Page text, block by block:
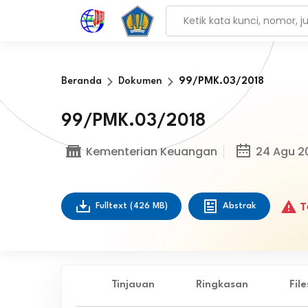
Beranda Dokumen 99/PMK.03/2018
99/PMK.03/2018
Kementerian Keuangan 24 Agu
Fulltext (426 MB) Abstrak
Tinjauan Ringkasan